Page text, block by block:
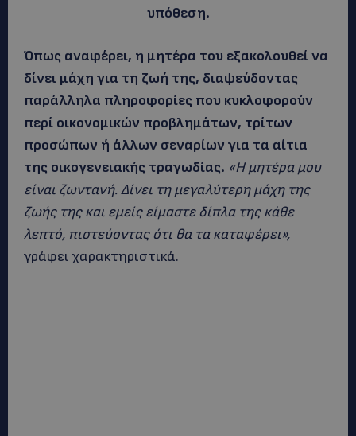
υπόθεση.
Όπως αναφέρει, η μητέρα του εξακολουθεί να
δίνει μάχη για τη ζωή της, διαψεύδοντας
παράλληλα πληροφορίες που κυκλοφορούν
περί οικονομικών προβλημάτων, τρίτων
προσώπων ή άλλων σεναρίων για τα αίτια
της οικογενειακής τραγωδίας. «Η μητέρα μου
είναι ζωντανή. Δίνει τη μεγαλύτερη μάχη της
ζωής της και εμείς είμαστε δίπλα της κάθε
λεπτό, πιστεύοντας ότι θα τα καταφέρει»,
γράφει χαρακτηριστικά.